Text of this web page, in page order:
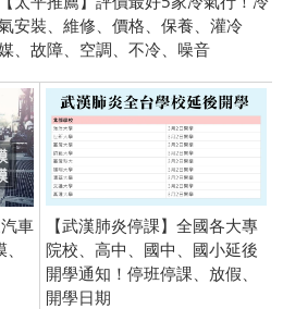
安裝、維修、價格、保養、灌冷
、故障、空調、不冷、噪音
車
【武漢肺炎停課】全國各大專
院校、高中、國中、國小延後
開學通知！停班停課、放假、
開學日期